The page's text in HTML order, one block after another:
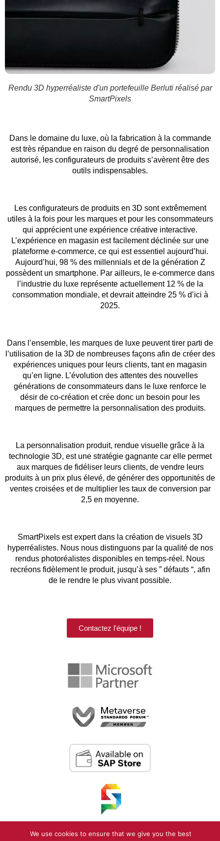
Rendu 3D hyperréaliste d'un portefeuille Berluti réalisé par
SmartPixels
Dans le domaine du luxe, où la fabrication à la commande
est très répandue en raison du degré de personnalisation
autorisé, les configurateurs de produits s’avèrent être des
outils indispensables.
Les configurateurs de produits en 3D sont extrêmement
utiles à la fois pour les marques et pour les consommateurs
qui apprécient une expérience créative interactive.
L’expérience en magasin est facilement déclinée sur une
plateforme e-commerce, ce qui est essentiel aujourd’hui.
Aujourd’hui, 98 % des millennials et de la génération Z
possèdent un smartphone. Par ailleurs, le e-commerce dans
l’industrie du luxe représente actuellement 12 % de la
consommation mondiale, et devrait atteindre 25 % d’ici à
2025.
Dans l’ensemble, les marques de luxe peuvent tirer parti de
l’utilisation de la 3D de nombreuses façons afin de créer des
expériences uniques pour leurs clients, tant en magasin
qu’en ligne. L’évolution des attentes des nouvelles
générations de consommateurs dans le luxe renforce le
désir de co-création et crée donc un besoin pour les
marques de permettre la personnalisation des produits.
La personnalisation produit, rendue visuelle grâce à la
technologie 3D, est une stratégie gagnante car elle permet
aux marques de fidéliser leurs clients, de vendre leurs
produits à un prix plus élevé, de générer des opportunités de
ventes croisées et de multiplier les taux de conversion par
2,5 en moyenne.
SmartPixels est expert dans la création de visuels 3D
hyperréalistes. Nous nous distinguons par la qualité de nos
rendus photoréalistes disponibles en temps-réel. Nous
recréons fidèlement le produit, jusqu’à ses ” défauts “, afin
de le rendre le plus vivant possible.
Contactez l'équipe !
We use cookies to ensure that we give you the best